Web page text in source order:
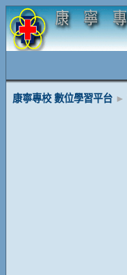
康寧專校 數位學習平台 ►